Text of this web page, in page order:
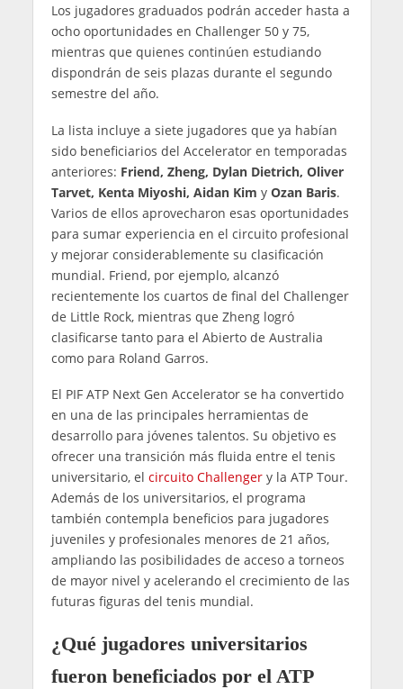
Los jugadores graduados podrán acceder hasta a
ocho oportunidades en Challenger 50 y 75,
mientras que quienes continúen estudiando
dispondrán de seis plazas durante el segundo
semestre del año.
La lista incluye a siete jugadores que ya habían
sido beneficiarios del Accelerator en temporadas
anteriores: Friend, Zheng, Dylan Dietrich, Oliver
Tarvet, Kenta Miyoshi, Aidan Kim yOzan Baris.
Varios de ellos aprovecharon esas oportunidades
para sumar experiencia en el circuito profesional
y mejorar considerablemente su clasificación
mundial. Friend, por ejemplo, alcanzó
recientemente los cuartos de final del Challenger
de Little Rock, mientras que Zheng logró
clasificarse tanto para el Abierto de Australia
como para Roland Garros.
El PIF ATP Next Gen Accelerator se ha convertido
en una de las principales herramientas de
desarrollo para jóvenes talentos. Su objetivo es
ofrecer una transición más fluida entre el tenis
universitario, el circuito Challengery la ATP Tour.
Además de los universitarios, el programa
también contempla beneficios para jugadores
juveniles y profesionales menores de 21 años,
ampliando las posibilidades de acceso a torneos
de mayor nivel y acelerando el crecimiento de las
futuras figuras del tenis mundial.
¿Qué jugadores universitarios
fueron beneficiados por el ATP